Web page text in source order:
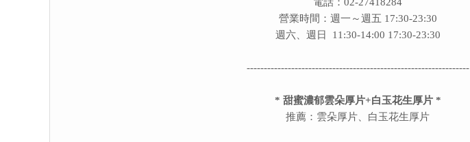
營業時間：週一～週五 17:30-23:30
週六、週日 11:30-14:00 17:30-23:30
-----------------------------------------------------------------
* 甜蜜濃郁雲朵厚片+白玉花生厚片 *
推薦：雲朵厚片、白玉花生厚片